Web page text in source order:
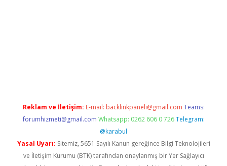
Reklam ve İletişim: E-mail: backlinkpaneli@gmail.com Teams:
forumhizmeti@gmail.com Whatsapp: 0262 606 0 726 Telegram:
@karabul
Yasal Uyarı: Sitemiz, 5651 Sayılı Kanun gereğince Bilgi Teknolojileri
ve İletişim Kurumu (BTK) tarafından onaylanmış bir Yer Sağlayıcı